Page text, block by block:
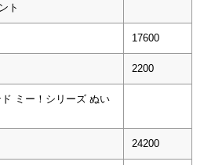
ト
17600
2200
ミー！シリーズ ぬい
24200